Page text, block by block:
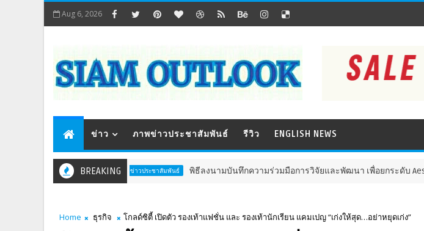
Aug 6, 2026
ข่าว ภาพข่าวประชาสัมพันธ์ รีวิว ENGLISH NEWS
BREAKING
ภาพข่าวประชาสัมพันธ์ พิธีลงนามบันทึกความร่วมมือการวิจัยและพัฒนา เพื่อยกระดับ Aesthetic
Home ธุรกิจ โกลด์ซิตี้ เปิดตัว รองเท้าแฟชั่น และ รองเท้านักเรียน แคมเปญ “เก่งให้สุด…อย่าหยุดเก่ง”